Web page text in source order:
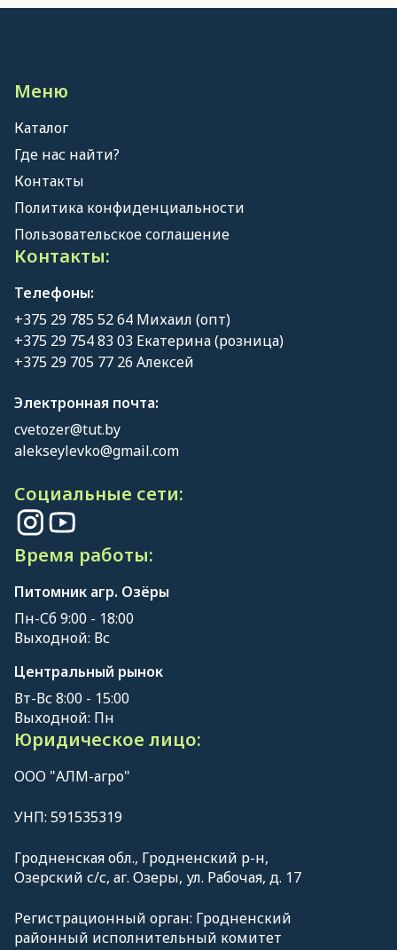
Меню
Каталог
Где нас найти?
Контакты
Политика конфиденциальности
Пользовательское соглашение
Контакты:
Телефоны:
+375 29 785 52 64 Михаил (опт)
+375 29 754 83 03 Екатерина (розница)
+375 29 705 77 26 Алексей
Электронная почта:
cvetozer@tut.by
alekseylevko@gmail.com
Социальные сети:
Время работы:
Питомник агр. Озёры
Пн-Сб 9:00 - 18:00
Выходной: Вс
Центральный рынок
Вт-Вс 8:00 - 15:00
Выходной: Пн
Юридическое лицо:
ООО "АЛМ-агро"
УНП: 591535319
Гродненская обл., Гродненский р-н,
Озерский с/с, аг. Озеры, ул. Рабочая, д. 17
Регистрационный орган: Гродненский
районный исполнительный комитет